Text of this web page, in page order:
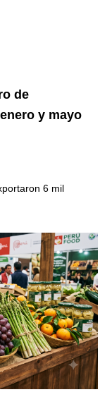
de
y mayo
6 mil